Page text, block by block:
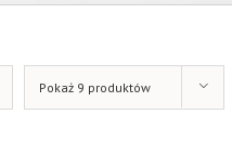
Pokaż 9 produktów